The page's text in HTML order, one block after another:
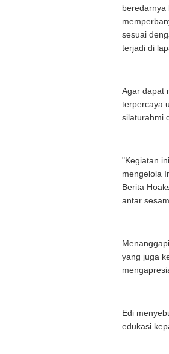
sesuai
terjadi di
Agar dapat
terpercaya
silaturahmi
"Kegiatan
mengelola
Berita
antar
yang juga
Edi
edukasi